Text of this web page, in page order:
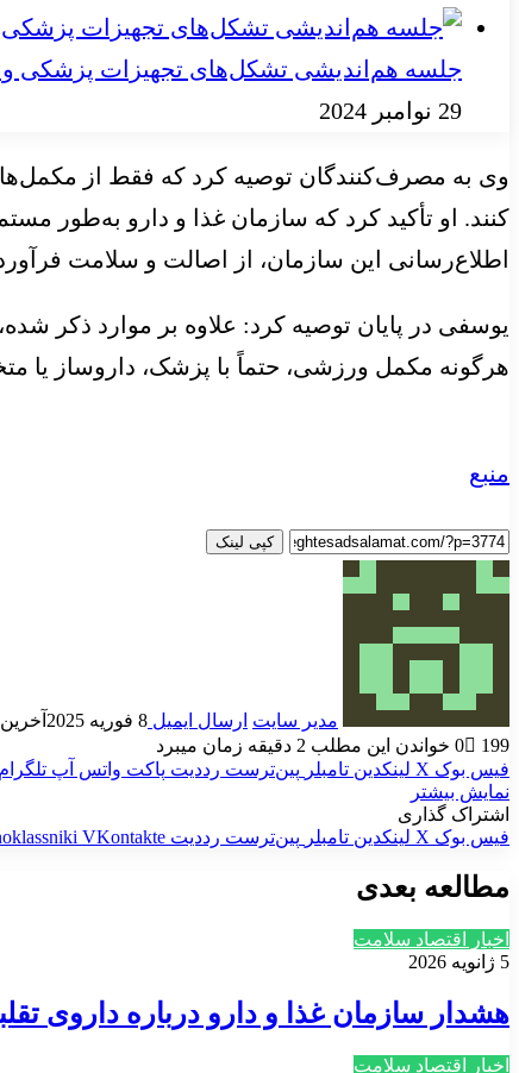
جلسه هم‌اندیشی تشکل‌های تجهیزات پزشکی و
29 نوامبر 2024
وی به مصرف‌کنندگان توصیه کرد که فقط از
کنند. او تأکید کرد که سازمان غذا و دارو به‌طور
اطلاع‌رسانی این سازمان، از اصالت و سلامت
یوسفی در پایان توصیه کرد: علاوه بر موارد ذکر
هرگونه مکمل ورزشی، حتماً با پزشک، داروساز یا
منبع
کپی لینک
مدیر سایت ارسال ایمیل 8 فوریه 2025
آخرین
0
199
خواندن این مطلب 2 دقیقه زمان میبرد
فیس بوک X لینکدین ‫تامبلر ‫پین‌ترست ‫رددیت پاکت واتس آپ تلگرام
نمایش بیشتر
اشتراک گذاری
فیس بوک X لینکدین ‫تامبلر ‫پین‌ترست ‫رددیت ‫VKontakte
مطالعه بعدی
اخبار اقتصاد سلامت
5 ژانویه 2026
هشدار سازمان غذا و دارو درباره داروی
اخبار اقتصاد سلامت